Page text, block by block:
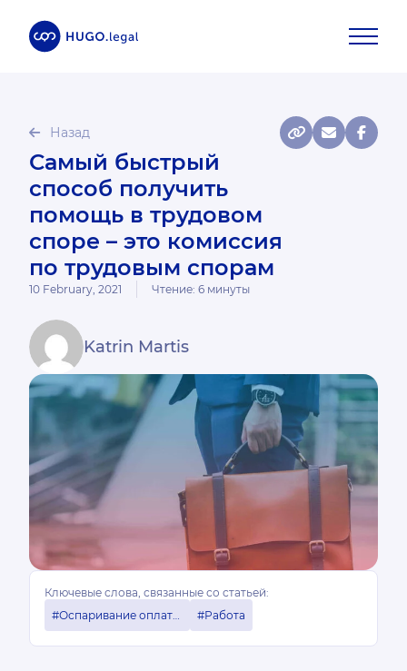
Назад
Самый быстрый
способ получить
помощь в трудовом
споре – это комиссия
по трудовым спорам
10 February, 2021 Чтение: 6 минуты
Katrin Martis
Ключевые слова, связанные со статьей:
#Оспаривание оплаты труда
#Работа